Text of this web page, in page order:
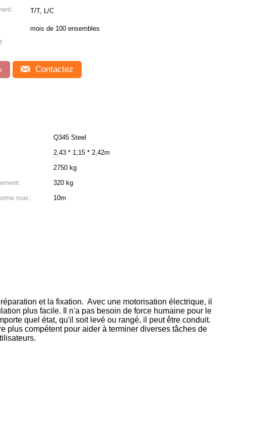
T/T, L/C
mois de 100 ensembles
Contactez
Q345 Steel
2,43 * 1,15 * 2,42m
2750 kg
320 kg
max:
10m
et la fixation. Avec une motorisation électrique, il
plus facile. Il n'a pas besoin de force humaine pour le
quel état, qu'il soit levé ou rangé, il peut être conduit.
plus compétent pour aider à terminer diverses tâches de